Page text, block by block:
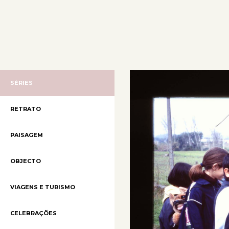
SÉRIES
RETRATO
PAISAGEM
OBJECTO
VIAGENS E TURISMO
CELEBRAÇÕES